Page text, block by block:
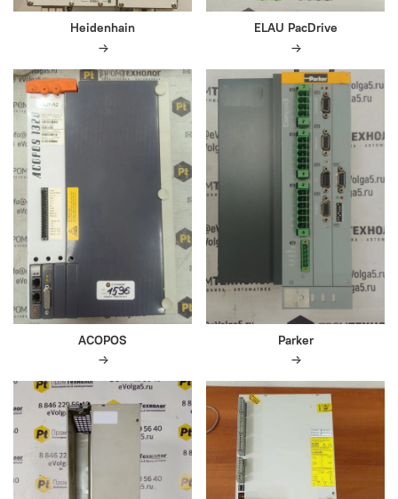
Heidenhain ELAU PacDrive
ACOPOS Parker